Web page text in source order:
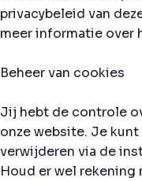
privacybeleid van
meer informatie over
Beheer van cookies
Jij hebt de controle
onze website. Je
verwijderen via de
Houd er wel rekening